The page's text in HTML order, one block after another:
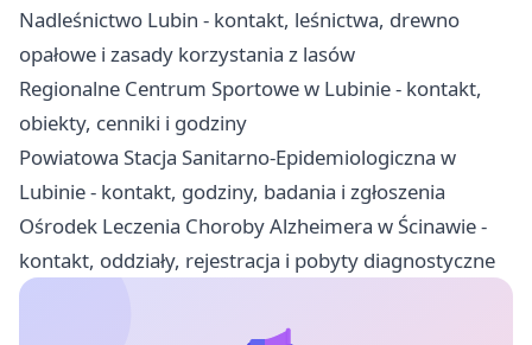
Nadleśnictwo Lubin - kontakt, leśnictwa, drewno
opałowe i zasady korzystania z lasów
Regionalne Centrum Sportowe w Lubinie - kontakt,
obiekty, cenniki i godziny
Powiatowa Stacja Sanitarno-Epidemiologiczna w
Lubinie - kontakt, godziny, badania i zgłoszenia
Ośrodek Leczenia Choroby Alzheimera w Ścinawie -
kontakt, oddziały, rejestracja i pobyty diagnostyczne